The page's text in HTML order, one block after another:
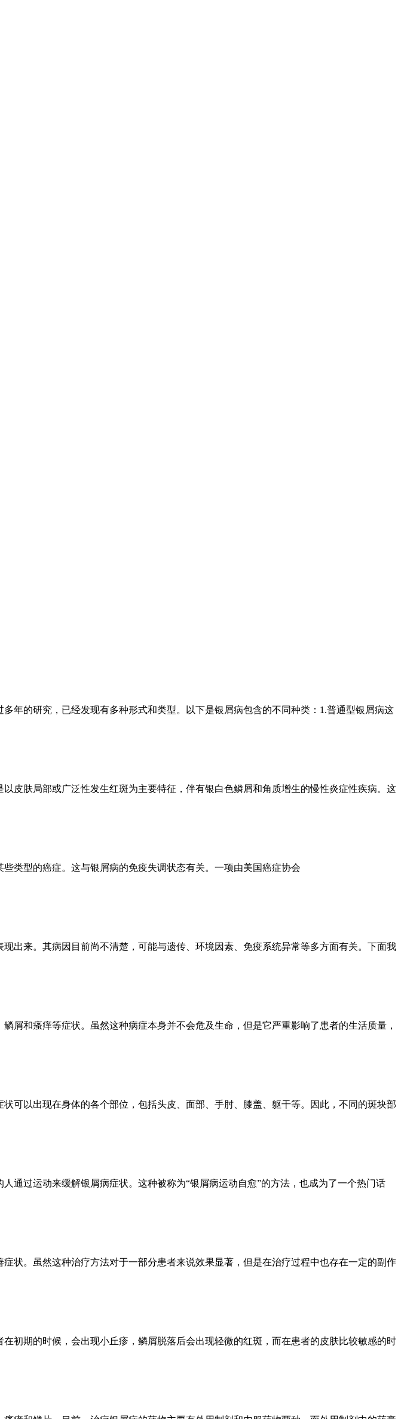
年的研究，已经发现有多种形式和类型。以下是银屑病包含的不同种类：1.普通型银屑病这
皮肤局部或广泛性发生红斑为主要特征，伴有银白色鳞屑和角质增生的慢性炎症性疾病。这
类型的癌症。这与银屑病的免疫失调状态有关。一项由美国癌症协会
出来。其病因目前尚不清楚，可能与遗传、环境因素、免疫系统异常等多方面有关。下面我
屑和瘙痒等症状。虽然这种病症本身并不会危及生命，但是它严重影响了患者的生活质量，
可以出现在身体的各个部位，包括头皮、面部、手肘、膝盖、躯干等。因此，不同的斑块部
通过运动来缓解银屑病症状。这种被称为“银屑病运动自愈”的方法，也成为了一个热门话
状。虽然这种治疗方法对于一部分患者来说效果显著，但是在治疗过程中也存在一定的副作
初期的时候，会出现小丘疹，鳞屑脱落后会出现轻微的红斑，而在患者的皮肤比较敏感的时